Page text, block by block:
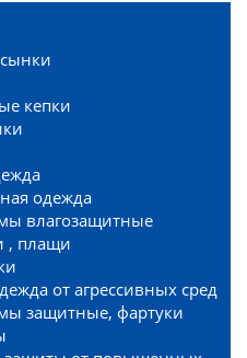
кепки
одежда
влагозащитные
, плащи
от агрессивных сред
защитные, фартуки